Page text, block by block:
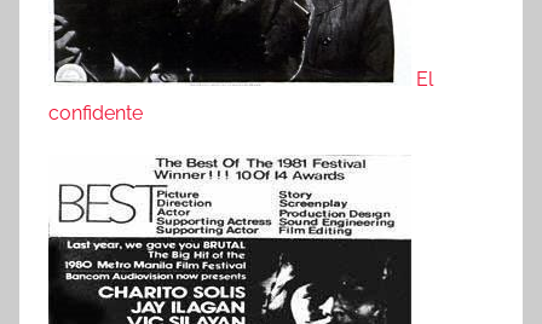
El
confidente